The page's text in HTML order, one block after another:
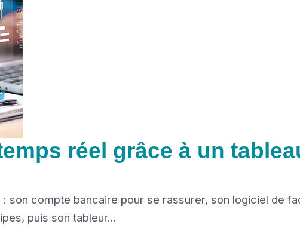
réel grâce à un
son compte bancaire pour se rassurer, son logiciel de
puis son tableur...